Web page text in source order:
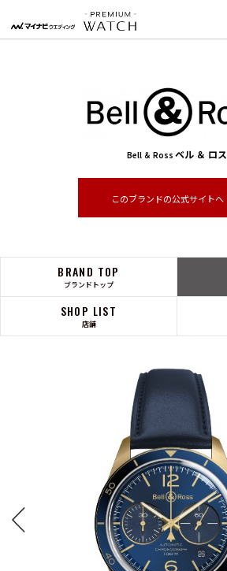
Bell ＆ Ross ベル ＆ ロス
このブランドの公式サイトへ
BRAND TOP
ブランドトップ
SHOP LIST
店舗